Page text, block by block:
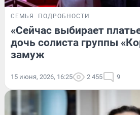
СЕМЬЯ ПОДРОБНОСТИ
«Сейчас выбирает
дочь солиста группы
замуж
15 июня, 2026, 16:25 2 455 9